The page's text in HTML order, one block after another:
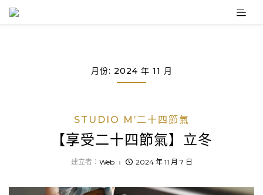
Skip
月份: 2024 年 11 月
STUDIO M’二十四節氣
【享受二十四節氣】立冬
建立者： Web 2024 年 11 月 7 日